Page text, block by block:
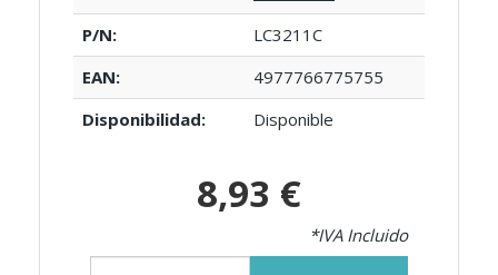
P/N:
LC3211C
EAN:
4977766775755
Disponibilidad:
Disponible
8,93 €
*IVA Incluido